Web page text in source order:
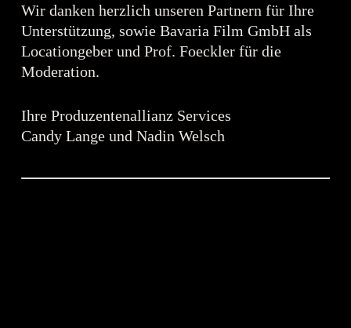
Wir danken herzlich unseren Partnern für Ihre
Unterstützung, sowie Bavaria Film GmbH als
Locationgeber und Prof. Foeckler für die
Moderation.
Ihre Produzentenallianz Services
Candy Lange und Nadin Welsch